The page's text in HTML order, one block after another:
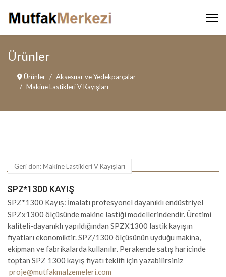
Ürünler
Ürünler
Aksesuar ve Yedekparçalar
Makine Lastikleri V Kayışları
Geri dön: Makine Lastikleri V Kayışları
SPZ*1300 KAYIŞ
SPZ*1300 Kayış: İmalatı profesyonel dayanıklı endüstriyel
SPZx1300 ölçüsünde makine lastiği modellerindendir. Üretimi
kaliteli-dayanıklı yapıldığından SPZX1300 lastik kayışın
fiyatları ekonomiktir. SPZ/1300 ölçüsünün uyduğu makina,
ekipman ve fabrikalarda kullanılır. Perakende satış haricinde
toptan SPZ 1300 kayış fiyatı teklifi için yazabilirsiniz
proje@mutfakmalzemeleri.com